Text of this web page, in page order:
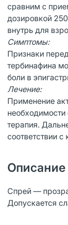
сравним с
дозировкой
внутрь для
Симптомы:
Признаки
тербинафина
боли в
Лечение:
Применение
терапия.
соответствии
Описание
Спрей —
Допускается